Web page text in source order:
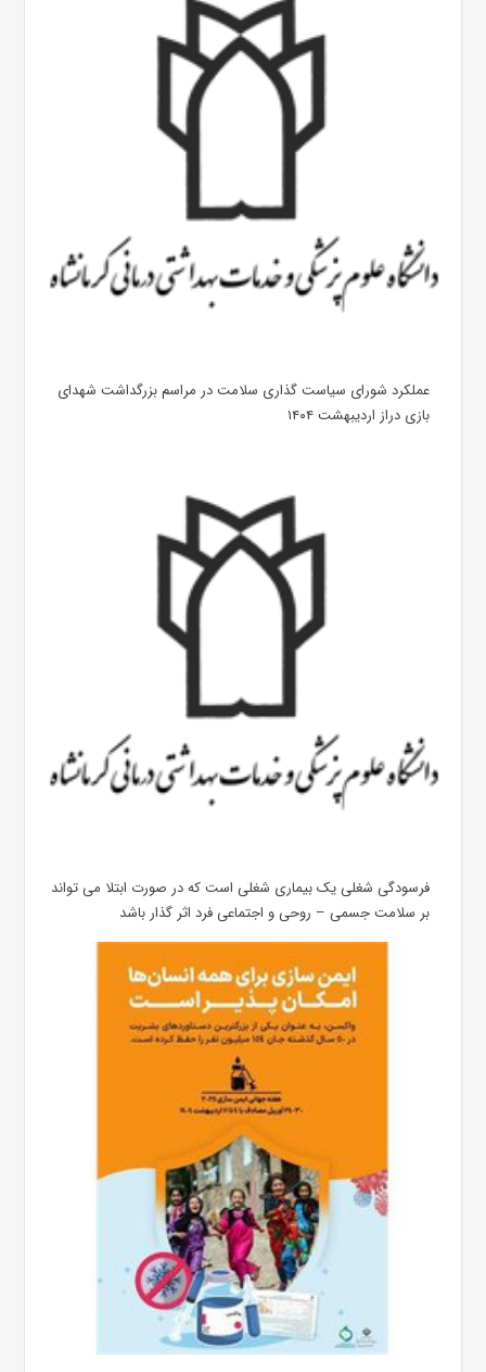
عملکرد شورای سیاست گذاری سلامت در مراسم بزرگداشت شهدای
بازی دراز اردیبهشت ۱۴۰۴
فرسودگی شغلی یک بیماری شغلی است که در صورت ابتلا می تواند
بر سلامت جسمی – روحی و اجتماعی فرد اثر گذار باشد